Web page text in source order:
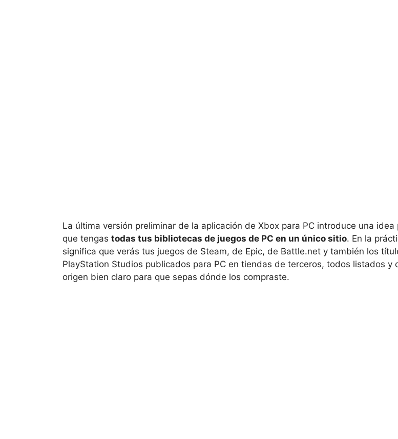
La última versión preliminar de la aplicación de Xbox para PC introduce una idea
que tengas todas tus bibliotecas de juegos de PC en un único sitio. En la
significa que verás tus juegos de Steam, de Epic, de Battle.net y también los
PlayStation Studios publicados para PC en tiendas de terceros, todos listados y
origen bien claro para que sepas dónde los compraste.